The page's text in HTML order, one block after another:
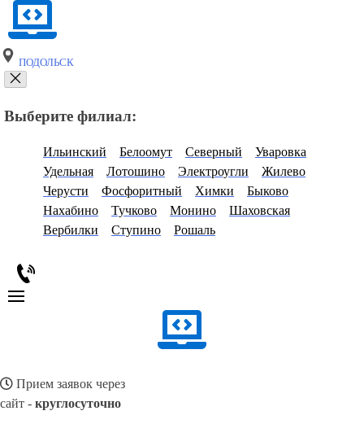
ПОДОЛЬСК
Выберите филиал:
Ильинский Белоомут Северный
Уваровка
Удельная
Лотошино Электроугли
Жилево
Черусти
Фосфоритный Химки
Быково
Нахабино
Тучково Монино
Шаховская
Вербилки
Ступино Рошаль
Прием заявок через
сайт - круглосуточно